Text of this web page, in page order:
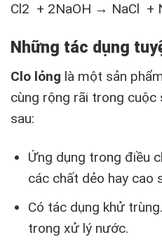
Cl2 + 2NaOH → NaCl +
Những tác dụng tuy
Clo lỏng là một sản
cùng rộng rãi trong cuộc
sau:
Ứng dụng trong điều
các chất dẻo hay cao
Có tác dụng khử
trong xử lý nước.